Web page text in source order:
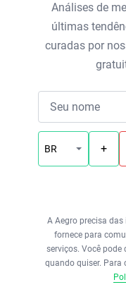
Análises de
últimas
curadas por
País
Telefone
Estado
A Aegro precisa
fornece para
serviços. Você pode
quando quiser. Para